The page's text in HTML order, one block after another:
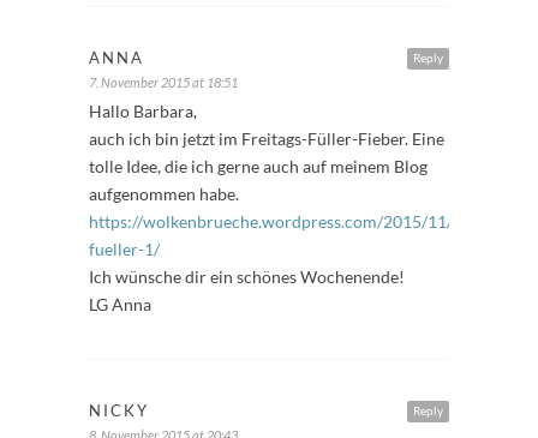
Reply
ANNA
7. November 2015 at 18:51
Hallo Barbara,
auch ich bin jetzt im Freitags-Füller-Fieber. Eine
tolle Idee, die ich gerne auch auf meinem Blog
aufgenommen habe.
https://wolkenbrueche.wordpress.com/2015/11/06/
fueller-1/
Ich wünsche dir ein schönes Wochenende!
LG Anna
Reply
NICKY